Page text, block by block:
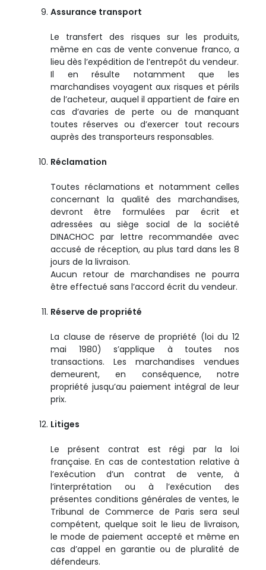
Assurance transport
Le transfert des risques sur les produits,
même en cas de vente convenue franco, a
lieu dès l’expédition de l’entrepôt du vendeur.
Il en résulte notamment que les
marchandises voyagent aux risques et périls
de l’acheteur, auquel il appartient de faire en
cas d’avaries de perte ou de manquant
toutes réserves ou d’exercer tout recours
auprès des transporteurs responsables.
Réclamation
Toutes réclamations et notamment celles
concernant la qualité des marchandises,
devront être formulées par écrit et
adressées au siège social de la société
DINACHOC par lettre recommandée avec
accusé de réception, au plus tard dans les 8
jours de la livraison.
Aucun retour de marchandises ne pourra
être effectué sans l’accord écrit du vendeur.
Réserve de propriété
La clause de réserve de propriété (loi du 12
mai 1980) s’applique à toutes nos
transactions. Les marchandises vendues
demeurent, en conséquence, notre
propriété jusqu’au paiement intégral de leur
prix.
Litiges
Le présent contrat est régi par la loi
française. En cas de contestation relative à
l’exécution d’un contrat de vente, à
l’interprétation ou à l’exécution des
présentes conditions générales de ventes, le
Tribunal de Commerce de Paris sera seul
compétent, quelque soit le lieu de livraison,
le mode de paiement accepté et même en
cas d’appel en garantie ou de pluralité de
défendeurs.